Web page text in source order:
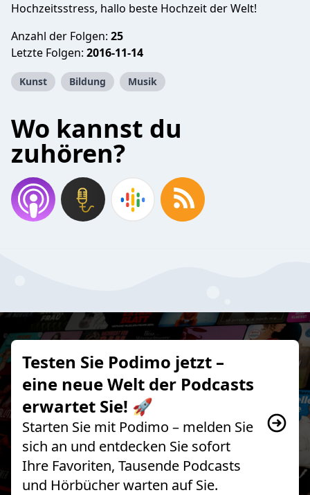
Hochzeitsstress, hallo beste Hochzeit der Welt!
Anzahl der Folgen: 25
Letzte Folgen: 2016-11-14
Kunst Bildung Musik
Wo kannst du
zuhören?
Testen Sie Podimo jetzt –
eine neue Welt der Podcasts
erwartet Sie! 🚀
Starten Sie mit Podimo – melden Sie
sich an und entdecken Sie sofort
Ihre Favoriten, Tausende Podcasts
und Hörbücher warten auf Sie.